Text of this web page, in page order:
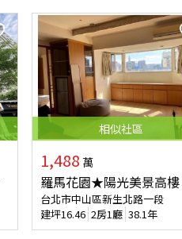
相似社區
1,488 萬
羅馬花園★陽光美景高樓
台北市中山區新生北路一段
建坪16.46 2房1廳 38.1年